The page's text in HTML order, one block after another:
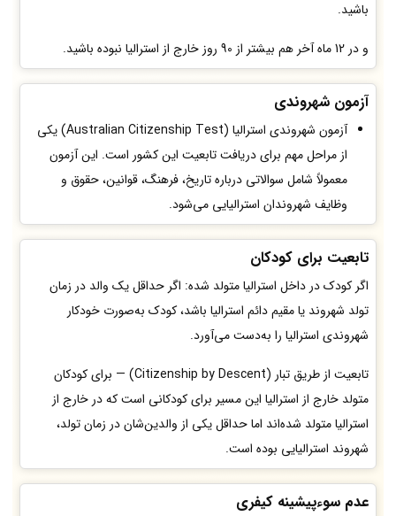
باشید.
و در 12 ماه آخر هم بیشتر از 90 روز خارج از استرالیا نبوده باشید.
آزمون شهروندی
آزمون شهروندی استرالیا (Australian Citizenship Test) یکی
از مراحل مهم برای دریافت تابعیت این کشور است. این آزمون
معمولاً شامل سوالاتی درباره تاریخ، فرهنگ، قوانین، حقوق و
وظایف شهروندان استرالیایی می‌شود.
تابعیت برای کودکان
اگر کودک در داخل استرالیا متولد شده: اگر حداقل یک والد در زمان
تولد شهروند یا مقیم دائم استرالیا باشد، کودک به‌صورت خودکار
شهروندی استرالیا را به‌دست می‌آورد.
تابعیت از طریق تبار (Citizenship by Descent) — برای کودکان
متولد خارج از استرالیا این مسیر برای کودکانی است که در خارج از
استرالیا متولد شده‌اند اما حداقل یکی از والدین‌شان در زمان تولد،
شهروند استرالیایی بوده است.
عدم سوء‌پیشینه کیفری